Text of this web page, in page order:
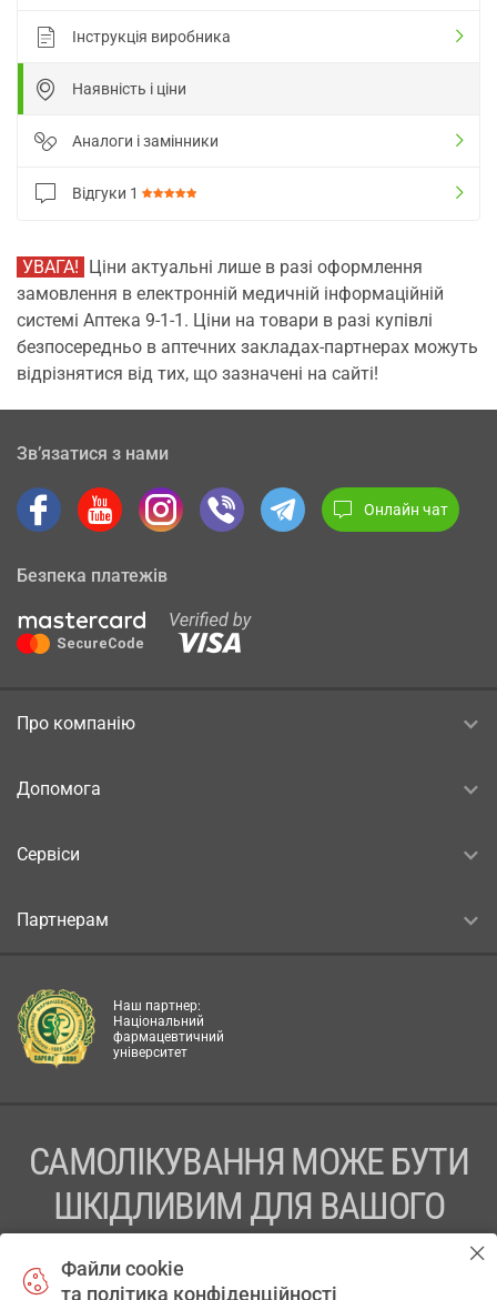
Інструкція виробника
Наявність і ціни
Аналоги і замінники
Відгуки 1
УВАГА! Ціни актуальні лише в разі оформлення
замовлення в електронній медичній інформаційній
системі Аптека 9-1-1. Ціни на товари в разі купівлі
безпосередньо в аптечних закладах-партнерах можуть
відрізнятися від тих, що зазначені на сайті!
Зв’язатися з нами
Онлайн чат
Безпека платежів
Про компанію
Допомога
Сервіси
Партнерам
Наш партнер:
Національний
фармацевтичний
університет
САМОЛІКУВАННЯ МОЖЕ БУТИ
ШКІДЛИВИМ ДЛЯ ВАШОГО
Файли cookie
та політика конфіденційності